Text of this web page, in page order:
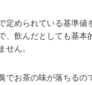
定められている基準値
、飲んだとしても基本
せん。
でお茶の味が落ちるの